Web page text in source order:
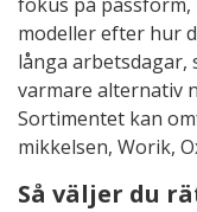
modeller efter hur
långa
varmare alternativ
Sortimentet kan
mikkelsen, Worik,
Så väljer du